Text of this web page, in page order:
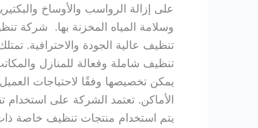
على إزالة الرواسب والأوساخ
وسلامة المياه المخزنة بها. شركة
تنظيف عالية الجودة والاحترافية.
تنظيف شاملة وفعالة للمنازل
يمكن تخصيصها وفقًا لاحتياجات
الأماكن. تعتمد الشركة على استخدام
يتم استخدام منتجات تنظيف خاصة